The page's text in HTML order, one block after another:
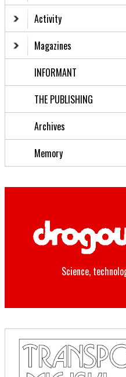
Activity
Magazines
INFORMANT
THE PUBLISHING
Archives
Memory
Science,